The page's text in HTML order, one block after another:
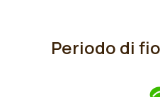
Periodo di